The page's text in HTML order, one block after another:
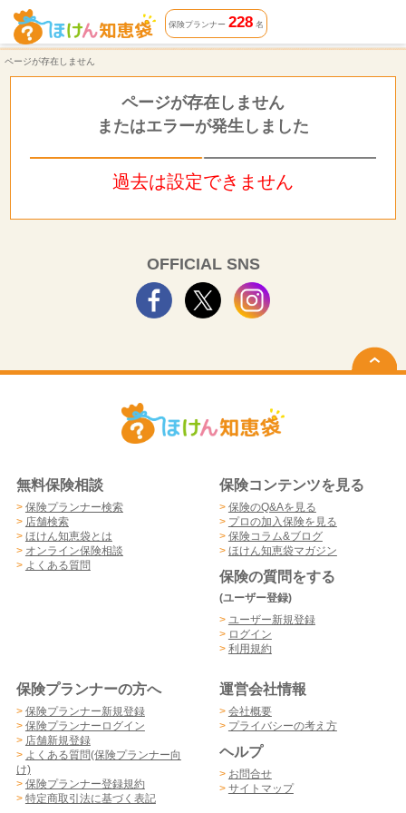
ページが存在しません | ほけん知恵袋
保険プランナー 228名
ページが存在しません
ページが存在しません
またはエラーが発生しました
過去は設定できません
OFFICIAL SNS
無料保険相談
> 保険プランナー検索
> 店舗検索
> ほけん知恵袋とは
> オンライン保険相談
> よくある質問
保険コンテンツを見る
> 保険のQ&Aを見る
> プロの加入保険を見る
> 保険コラム&ブログ
> ほけん知恵袋マガジン
保険の質問をする
(ユーザー登録)
> ユーザー新規登録
> ログイン
> 利用規約
保険プランナーの方へ
> 保険プランナー新規登録
> 保険プランナーログイン
> 店舗新規登録
> よくある質問(保険プランナー向
け)
> 保険プランナー登録規約
> 特定商取引法に基づく表記
運営会社情報
> 会社概要
> プライバシーの考え方
ヘルプ
> お問合せ
> サイトマップ